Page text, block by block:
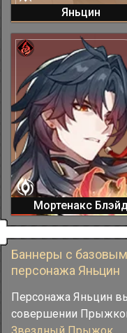
Яньцин
Мортенакс Блэйд
Баннеры с
персонажа Яньцин
Персонажа Яньцин
совершении